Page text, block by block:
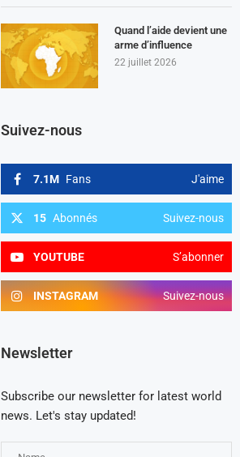
Quand l’aide devient une
arme d’influence
22 juillet 2026
Suivez-nous
7.1M Fans J'aime
15 Abonnés Suivez-nous
YOUTUBE S’abonner
INSTAGRAM Suivez-nous
Newsletter
Subscribe our newsletter for latest world
news. Let's stay updated!